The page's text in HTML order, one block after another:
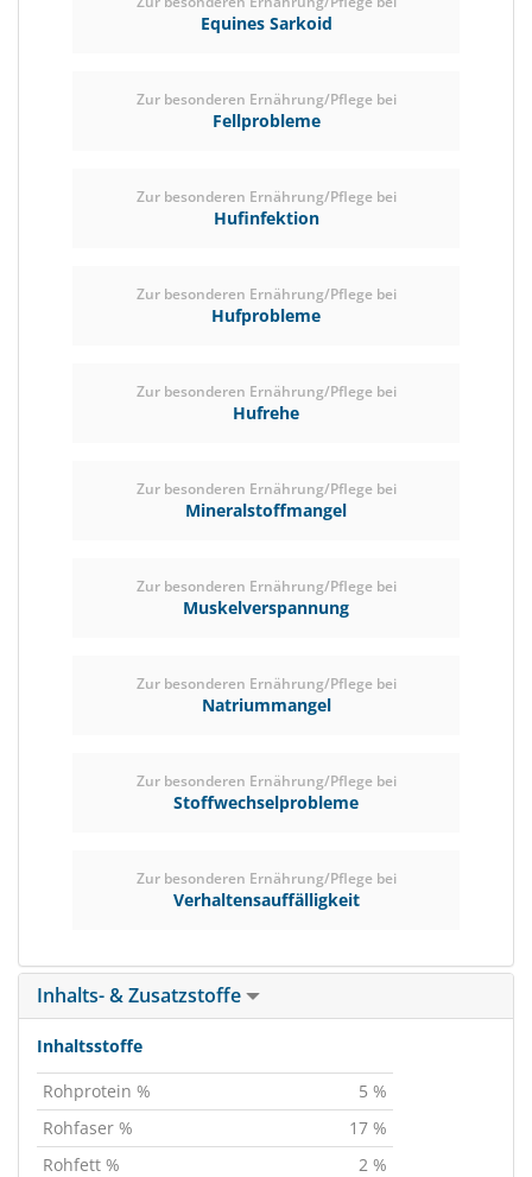
Equines Sarkoid
Zur besonderen Ernährung/Pflege bei
Fellprobleme
Zur besonderen Ernährung/Pflege bei
Hufinfektion
Zur besonderen Ernährung/Pflege bei
Hufprobleme
Zur besonderen Ernährung/Pflege bei
Hufrehe
Zur besonderen Ernährung/Pflege bei
Mineralstoffmangel
Zur besonderen Ernährung/Pflege bei
Muskelverspannung
Zur besonderen Ernährung/Pflege bei
Natriummangel
Zur besonderen Ernährung/Pflege bei
Stoffwechselprobleme
Zur besonderen Ernährung/Pflege bei
Verhaltensauffälligkeit
Inhalts- & Zusatzstoffe
Inhaltsstoffe
Rohprotein %
5 %
Rohfaser %
17 %
Rohfett %
2 %